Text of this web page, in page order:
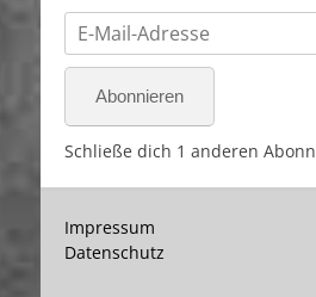
Mail-
Adresse
Abonnieren
Schließe dich 1 anderen
Impressum
Datenschutz